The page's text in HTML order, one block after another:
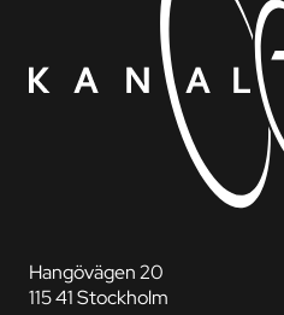
Hangövägen 20
115 41 Stockholm